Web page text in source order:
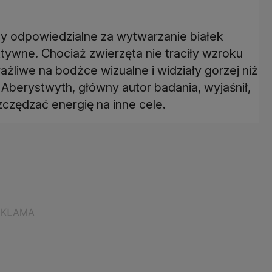
odpowiedzialne za wytwarzanie białek
Chociaż zwierzęta nie traciły wzroku
na bodźce wizualne i widziały gorzej niż
główny autor badania, wyjaśnił,
energię na inne cele.